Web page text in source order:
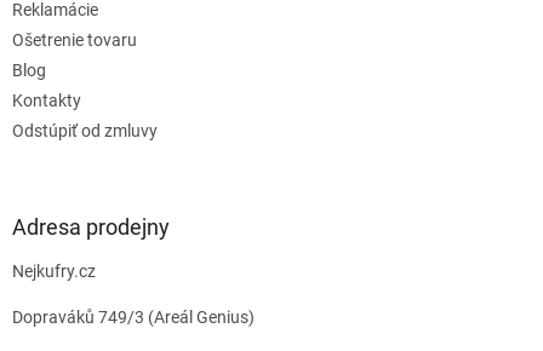
Reklamácie
Ošetrenie tovaru
Blog
Kontakty
Odstúpiť od zmluvy
Adresa prodejny
Nejkufry.cz
Dopraváků 749/3 (Areál Genius)